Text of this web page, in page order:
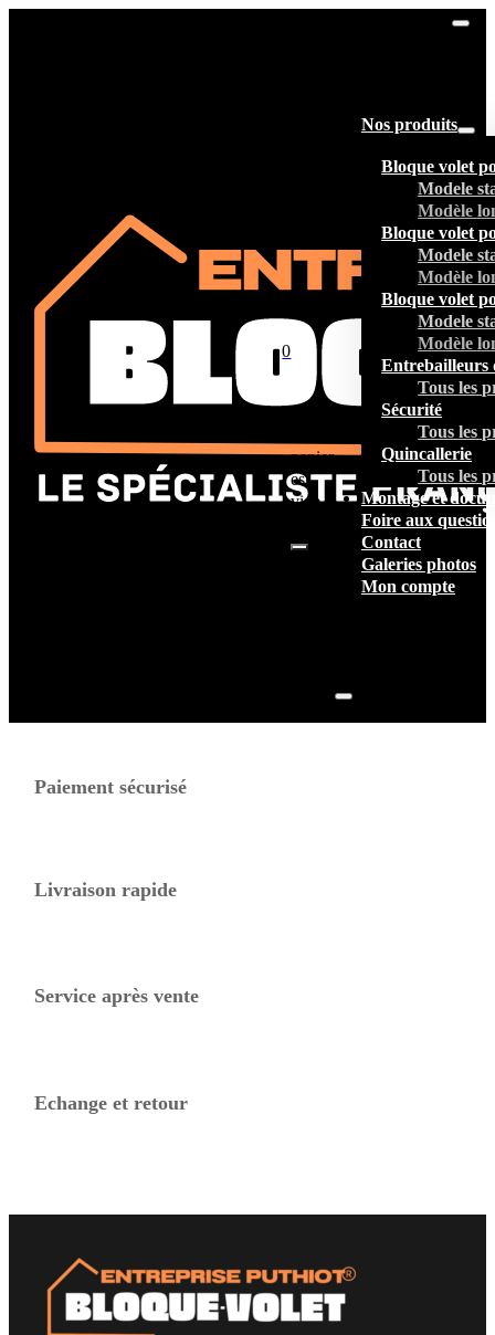
Nos produits
Bloque volet
Modele
Modèle
Bloque volet
Modele
Modèle
Bloque volet
Modele
Modèle
Entrebailleurs
Tous les
Sécurité
Tous les
Quincallerie
Tous les
Montage et
Foire aux
Contact
Galeries photos
Mon compte
0
panier
est
vide.
Paiement sécurisé
Livraison rapide
Service après vente
Echange et retour